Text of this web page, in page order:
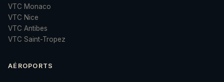
VTC Monaco
VTC Nice
VTC Antibes
VTC Saint-Tropez
AÉROPORTS